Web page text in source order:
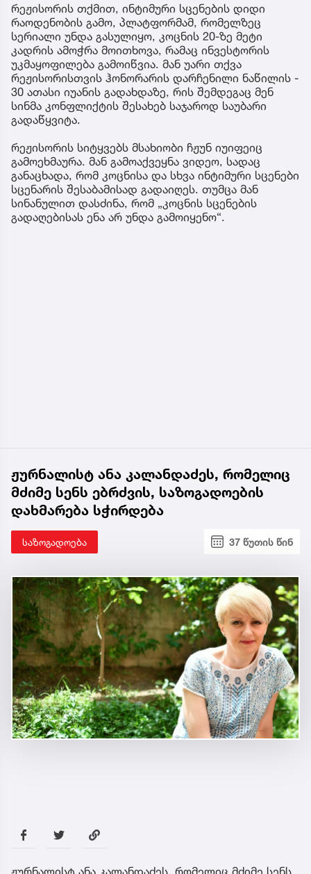
რეჟისორის თქმით, ინტიმური სცენების დიდი
რაოდენობის გამო, პლატფორმამ, რომელზეც
სერიალი უნდა გასულიყო, კოცნის 20-ზე მეტი
კადრის ამოჭრა მოითხოვა, რამაც ინვესტორის
უკმაყოფილება გამოიწვია. მან უარი თქვა
რეჟისორისთვის ჰონორარის დარჩენილი ნაწილის -
30 ათასი იუანის გადახდაზე, რის შემდეგაც მენ
სინმა კონფლიქტის შესახებ საჯაროდ საუბარი
გადაწყვიტა.
რეჟისორის სიტყვებს მსახიობი ჩჟუნ იუიფეიც
გამოეხმაურა. მან გამოაქვეყნა ვიდეო, სადაც
განაცხადა, რომ კოცნისა და სხვა ინტიმური სცენები
სცენარის შესაბამისად გადაიღეს. თუმცა მან
სინანულით დასძინა, რომ „კოცნის სცენების
გადაღებისას ენა არ უნდა გამოიყენო“.
ჟურნალისტ ანა კალანდაძეს, რომელიც
მძიმე სენს ებრძვის, საზოგადოების
დახმარება სჭირდება
საზოგადოება 37 წუთის წინ
ჟურნალისტ ანა კალანდაძეს, რომელიც მძიმე სენს